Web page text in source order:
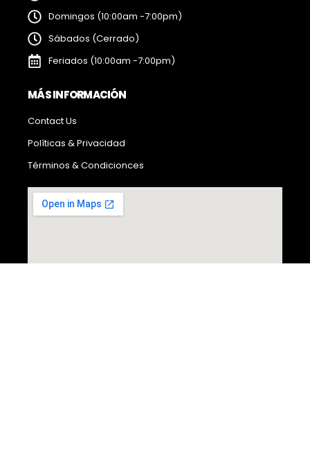
Domingos (10:00am -7:00pm)
Sábados (Cerrado)
Feriados (10:00am -7:00pm)
MÁS INFORMACIÓN
Contact Us
Políticas & Privacidad
Términos & Condicionces